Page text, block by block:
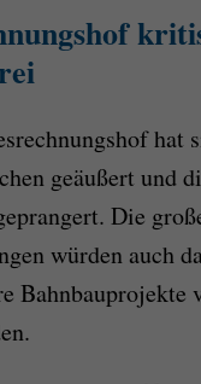
hat
geäußert und
Die
würden auch
Bahnbauprojekte